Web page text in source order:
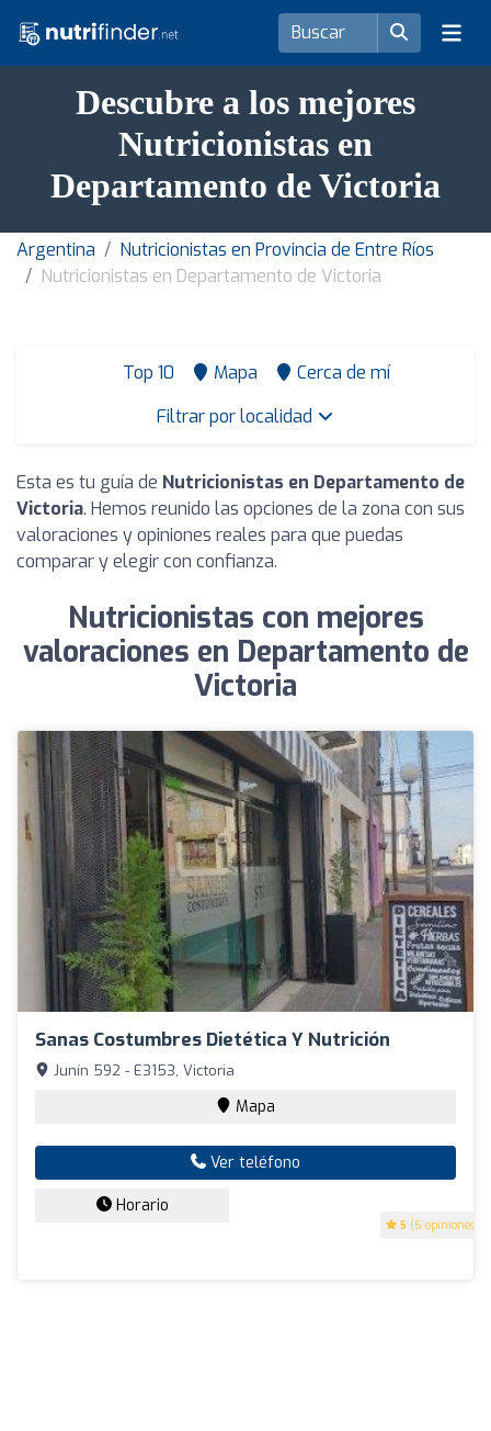
Descubre a los mejores
Nutricionistas en
Departamento de Victoria
Argentina
Nutricionistas en Provincia de Entre Ríos
Nutricionistas en Departamento de Victoria
Top 10 Mapa
Cerca de mí
Filtrar por localidad
Esta es tu guía de Nutricionistas en Departamento de
Victoria. Hemos reunido las opciones de la zona con sus
valoraciones y opiniones reales para que puedas
comparar y elegir con confianza.
Nutricionistas con mejores
valoraciones en Departamento de
Victoria
Sanas Costumbres Dietética Y Nutrición
5 (5 opiniones)
Junín 592 - E3153, Victoria
Mapa
Ver teléfono
Horario